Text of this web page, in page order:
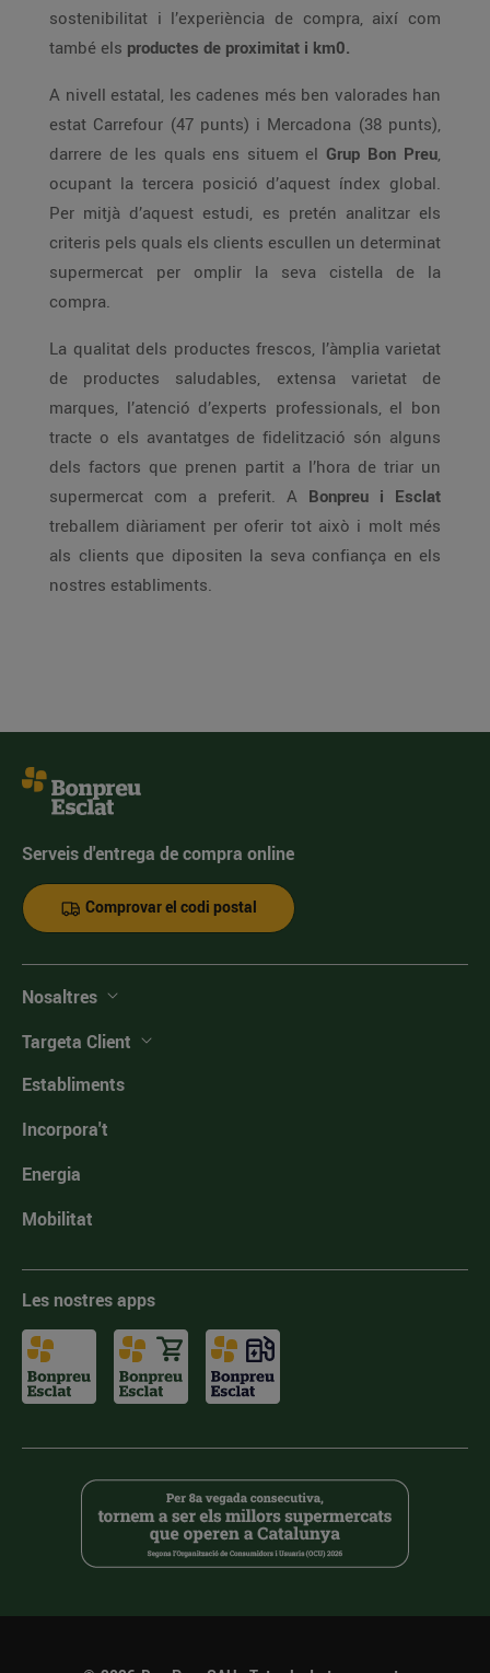
sostenibilitat i l’experiència de compra, així com
també els productes de proximitat i km0.
A nivell estatal, les cadenes més ben valorades han
estat Carrefour (47 punts) i Mercadona (38 punts),
darrere de les quals ens situem el Grup Bon Preu,
ocupant la tercera posició d’aquest índex global.
Per mitjà d’aquest estudi, es pretén analitzar els
criteris pels quals els clients escullen un determinat
supermercat per omplir la seva cistella de la
compra.
La qualitat dels productes frescos, l’àmplia varietat
de productes saludables, extensa varietat de
marques, l’atenció d’experts professionals, el bon
tracte o els avantatges de fidelització són alguns
dels factors que prenen partit a l’hora de triar un
supermercat com a preferit. A Bonpreu i Esclat
treballem diàriament per oferir tot això i molt més
als clients que dipositen la seva confiança en els
nostres establiments.
Serveis d'entrega de compra online
Comprovar el codi postal
Nosaltres
Targeta Client
Establiments
Incorpora't
Energia
Mobilitat
Les nostres apps